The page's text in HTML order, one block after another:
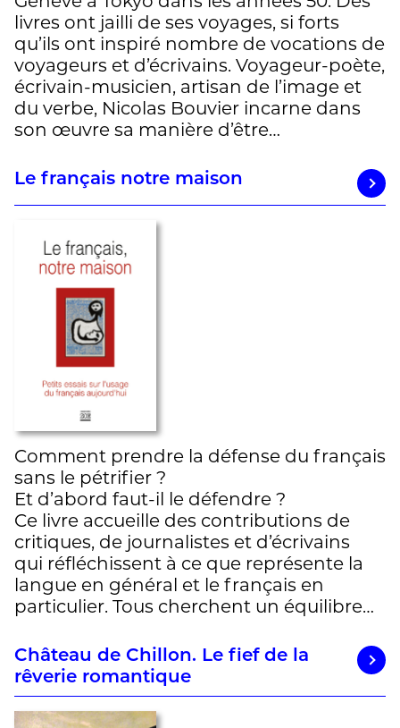
livres ont jailli de ses voyages, si forts
qu’ils ont inspiré nombre de vocations de
voyageurs et d’écrivains. Voyageur-poète,
écrivain-musicien, artisan de l’image et
du verbe, Nicolas Bouvier incarne dans
son œuvre sa manière d’être…
Le français notre maison
Comment prendre la défense du français
sans le pétrifier ?
Et d’abord faut-il le défendre ?
Ce livre accueille des contributions de
critiques, de journalistes et d’écrivains
qui réfléchissent à ce que représente la
langue en général et le français en
particulier. Tous cherchent un équilibre…
Château de Chillon. Le fief de la
rêverie romantique